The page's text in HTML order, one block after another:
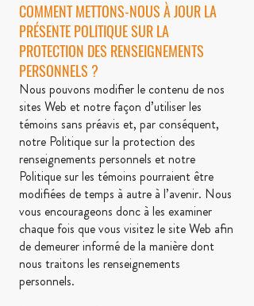
COMMENT METTONS-NOUS À JOUR LA
PRÉSENTE POLITIQUE SUR LA
PROTECTION DES RENSEIGNEMENTS
PERSONNELS ?
Nous pouvons modifier le contenu de nos
sites Web et notre façon d’utiliser les
témoins sans préavis et, par conséquent,
notre Politique sur la protection des
renseignements personnels et notre
Politique sur les témoins pourraient être
modifiées de temps à autre à l’avenir. Nous
vous encourageons donc à les examiner
chaque fois que vous visitez le site Web afin
de demeurer informé de la manière dont
nous traitons les renseignements
personnels.